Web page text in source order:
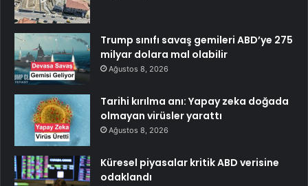
Trump sınıfı savaş gemileri ABD’ye 275
milyar dolara mal olabilir
Ağustos 8, 2026
Tarihi kırılma anı: Yapay zeka doğada
olmayan virüsler yarattı
Ağustos 8, 2026
Küresel piyasalar kritik ABD verisine
odaklandı